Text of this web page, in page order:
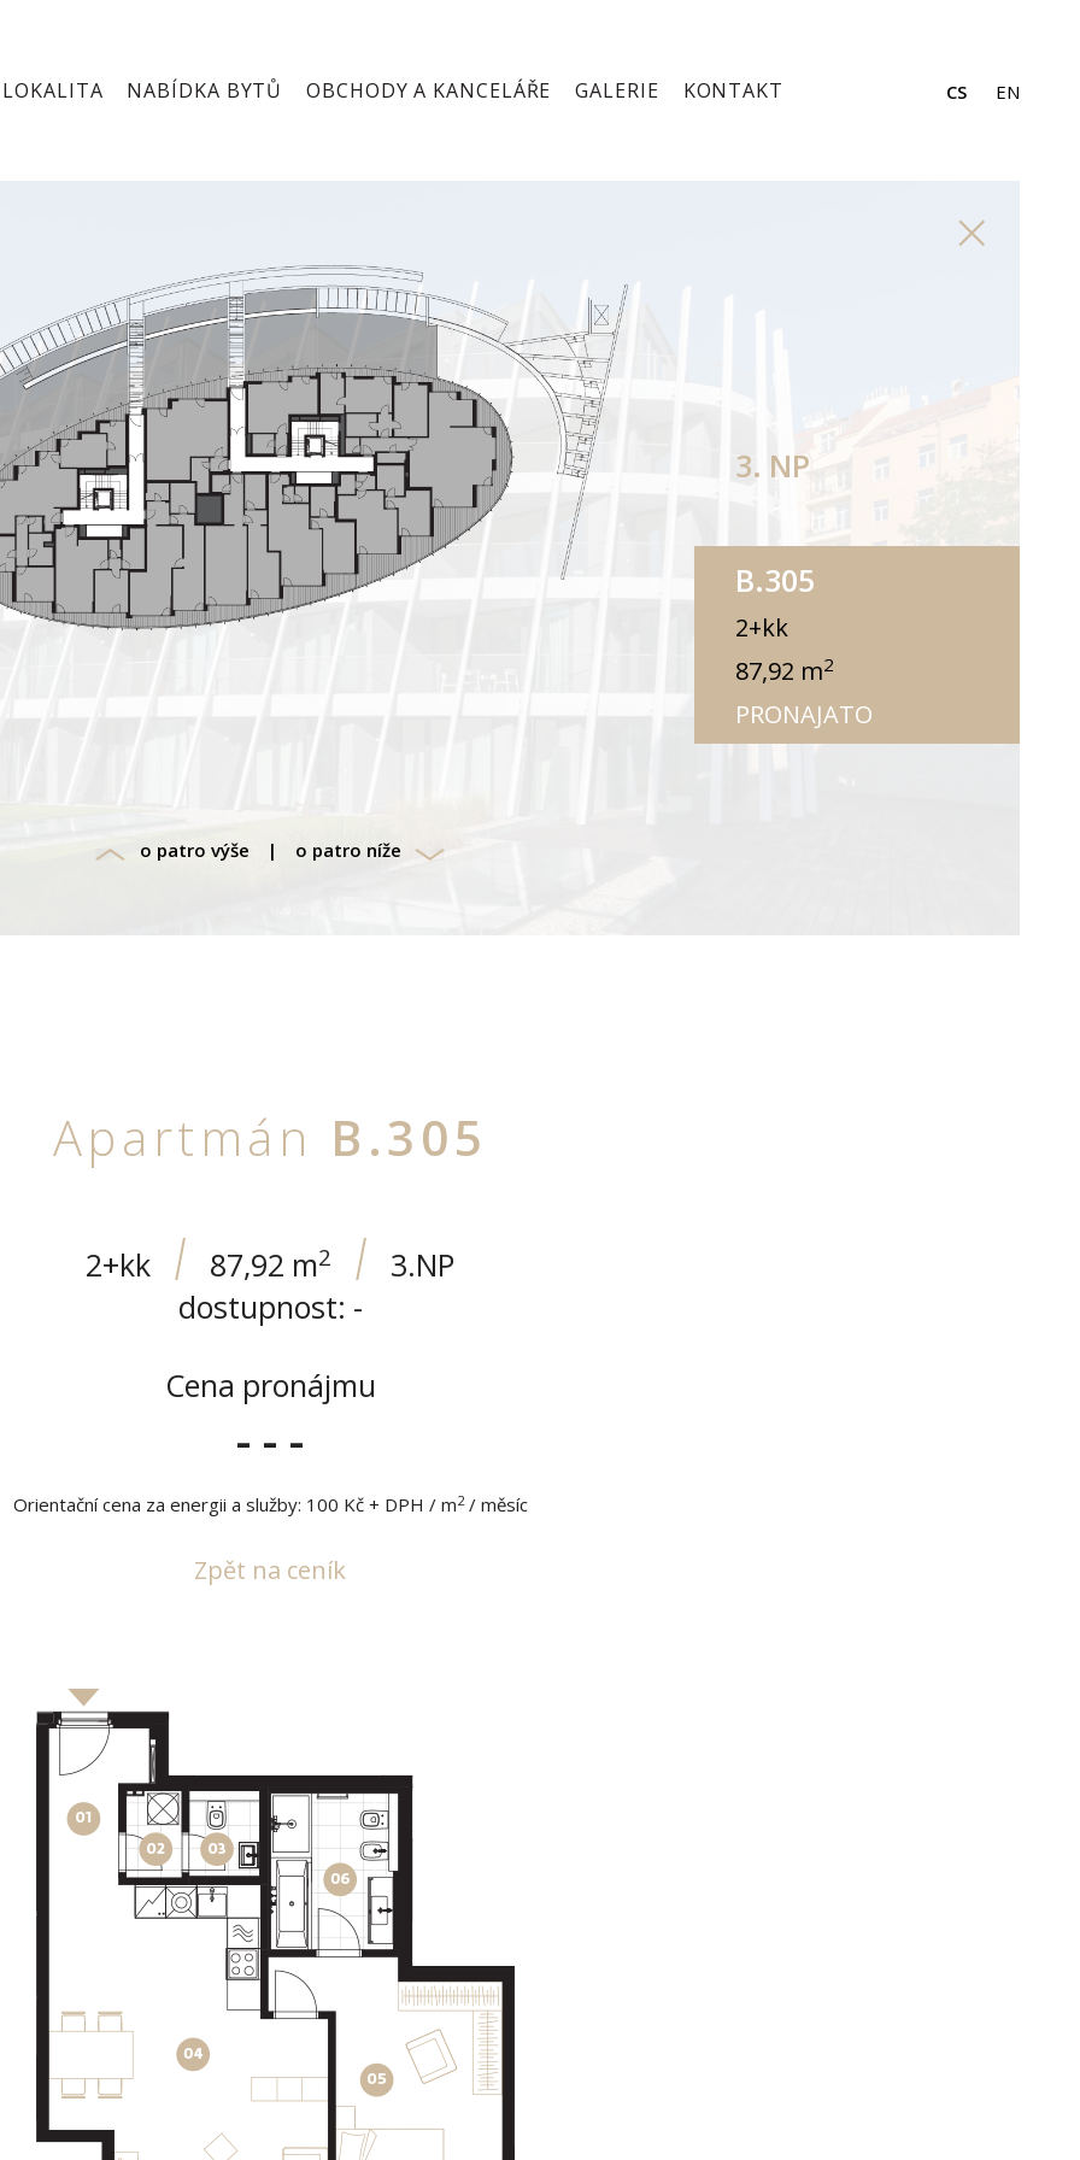
LOKALITA NABÍDKA BYTŮ OBCHODY A KANCELÁŘE GALERIE KONTAKT CS EN
×
o patro výše | o patro níže
3. NP
B.305
2+kk
87,92 m2
PRONAJATO
Apartmán B.305
2+kk / 87,92 m2 /
3.NP
dostupnost: -
Cena pronájmu
- - -
Orientační cena za energii a služby: 100 Kč + DPH / m2/ měsíc
Zpět na ceník